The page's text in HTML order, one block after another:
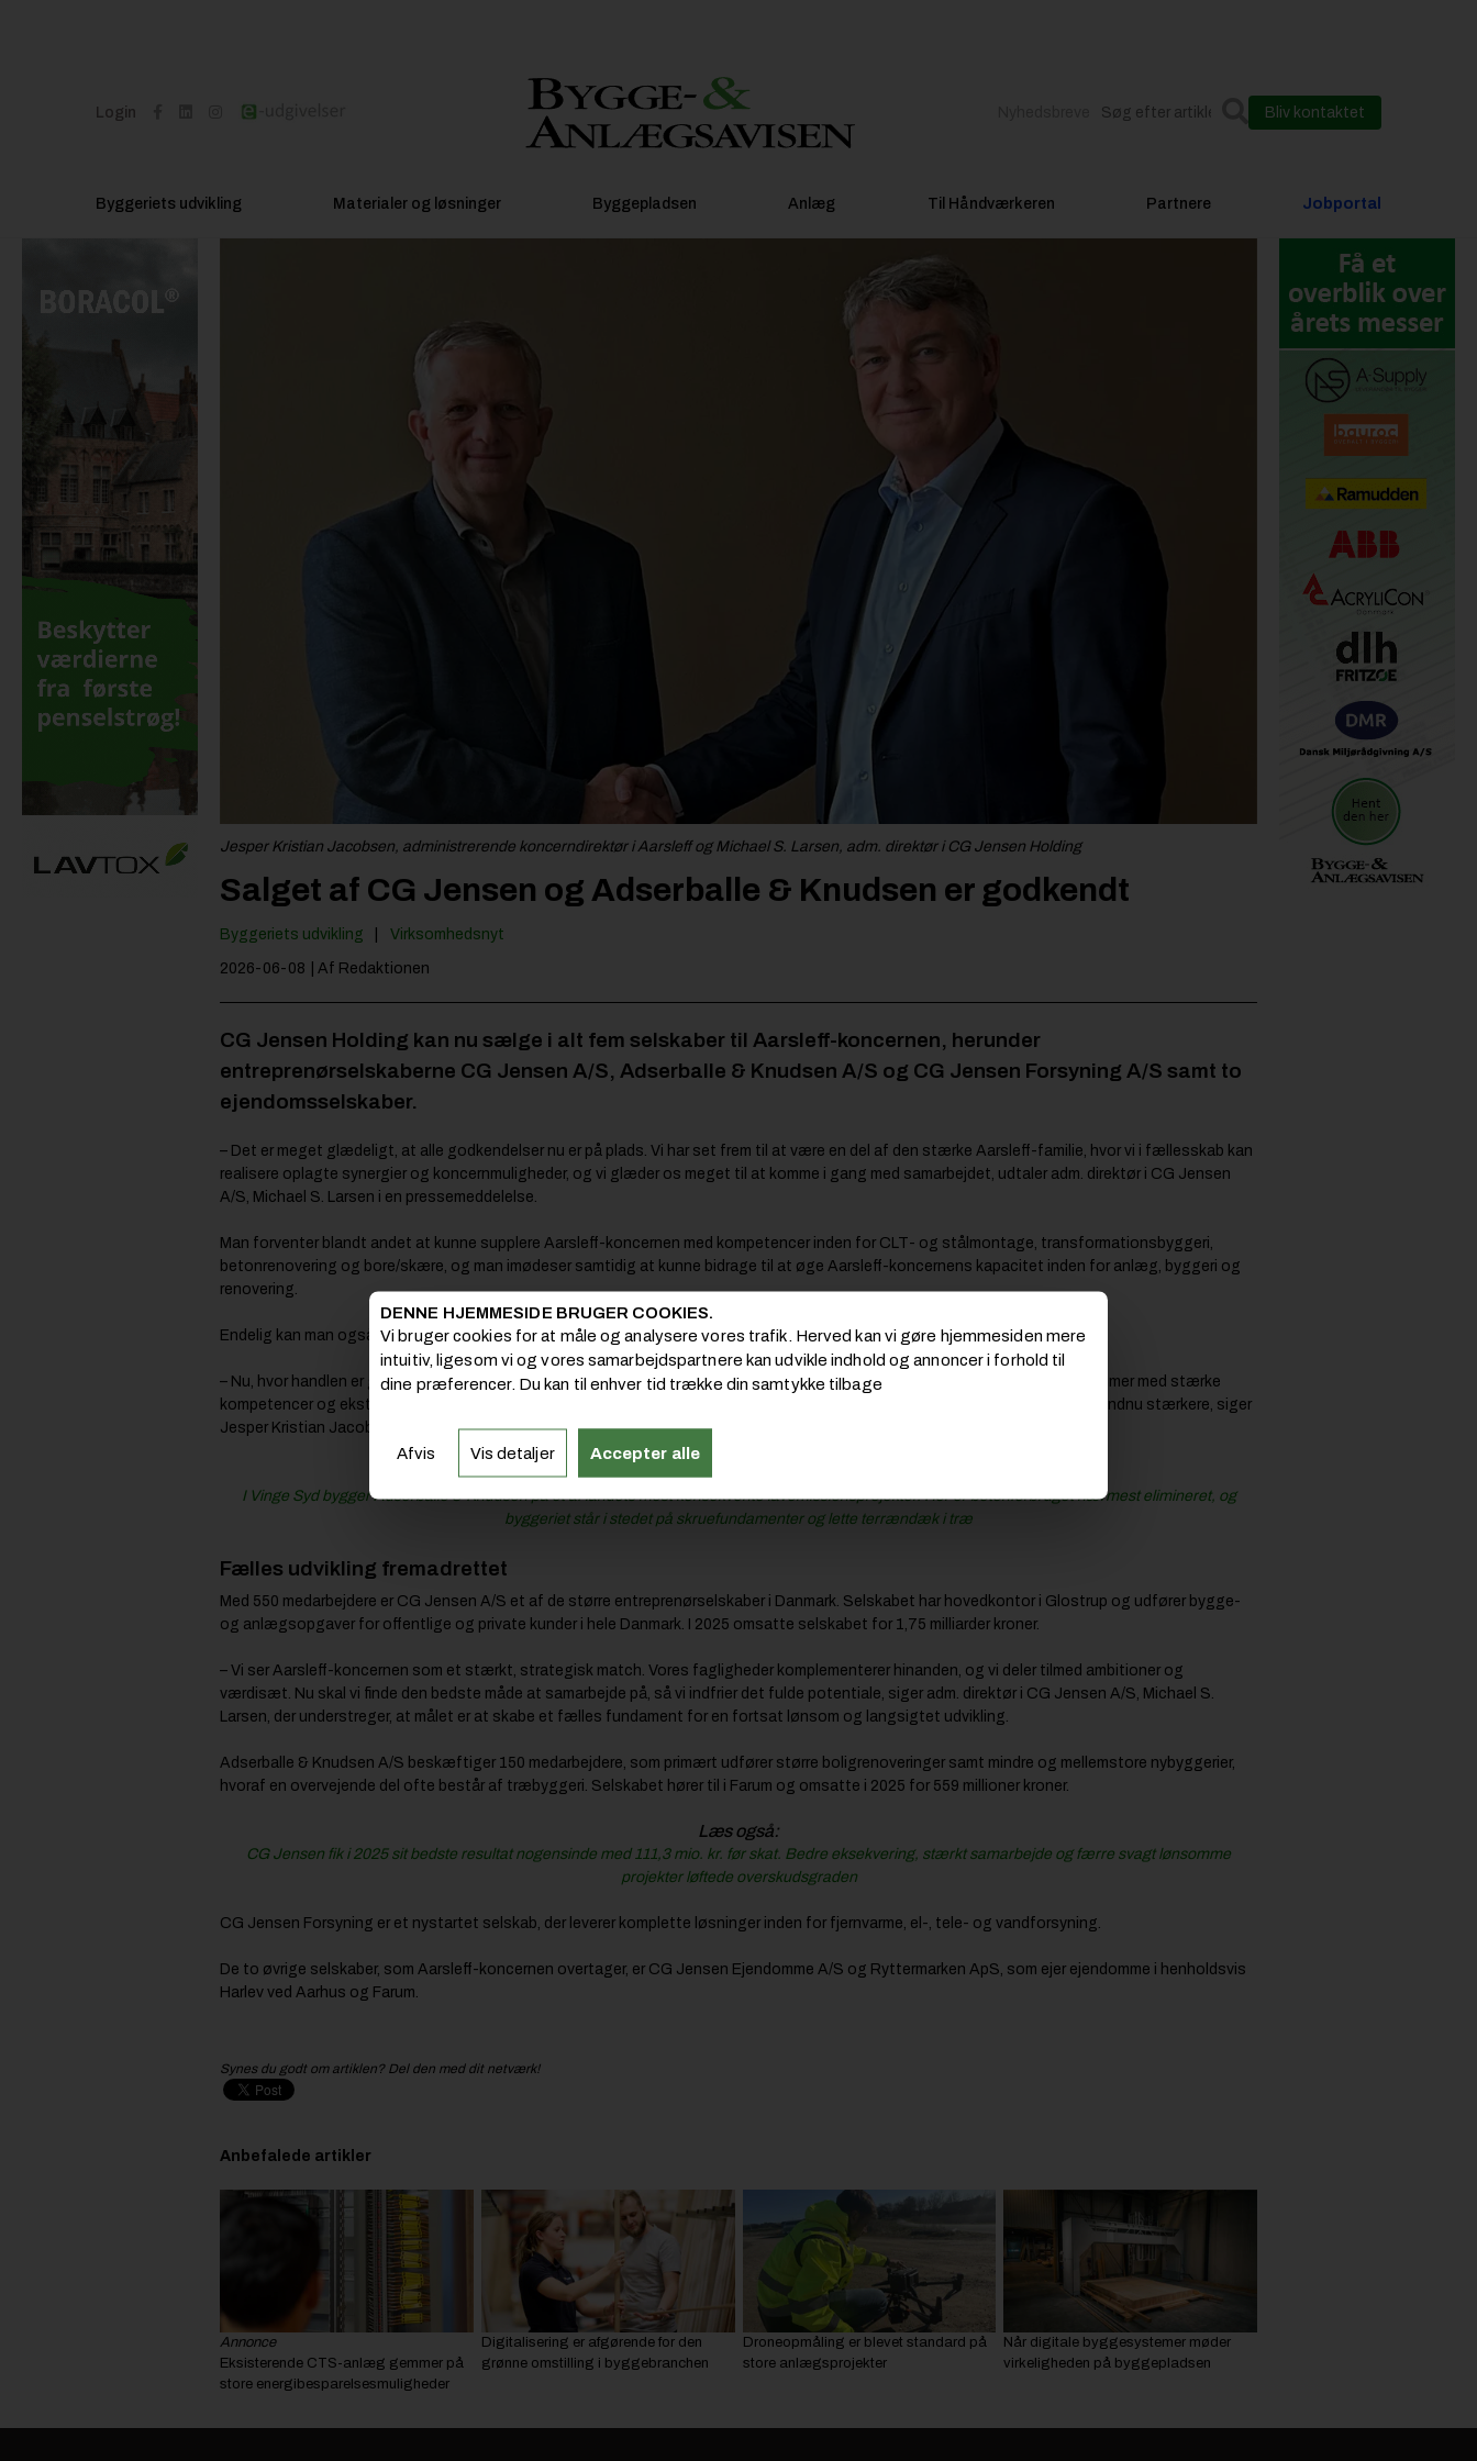
Login Bliv kontaktet
Byggeriets udvikling Materialer og løsninger Byggepladsen Anlæg Til Håndværkeren Partnere Jobportal
Jesper Kristian Jacobsen, administrerende koncerndirektør i Aarsleff og Michael S. Larsen, adm. direktør i CG Jensen Holding
Salget af CG Jensen og Adserballe & Knudsen er godkendt
Byggeriets udvikling Virksomhedsnyt
2026-06-08 | Af Redaktionen
CG Jensen Holding kan nu sælge i alt fem selskaber til Aarsleff-koncernen, herunder
entreprenørselskaberne CG Jensen A/S, Adserballe & Knudsen A/S og CG Jensen Forsyning A/S samt to
ejendomsselskaber.
– Det er meget glædeligt, at alle godkendelser nu er på plads. Vi har set frem til at være en del af den stærke Aarsleff-familie, hvor vi i fællesskab kan
realisere oplagte synergier og koncernmuligheder, og vi glæder os meget til at komme i gang med samarbejdet, udtaler adm. direktør i CG Jensen
A/S, Michael S. Larsen i en pressemeddelelse.
Man forventer blandt andet at kunne supplere Aarsleff-koncernen med kompetencer inden for CLT- og stålmontage, transformationsbyggeri,
betonrenovering og bore/skære, og man imødeser samtidig at kunne bidrage til at øge Aarsleff-koncernens kapacitet inden for anlæg, byggeri og
renovering.
Endelig kan man også se en række muligheder i at kunne trække på Aarsleff-koncernens kompetencer, erfaringer og størrelse.
– Nu, hvor handlen er gennemført, kan vi sætte gang i samarbejdet og integrationen. CG Jensen og Adserballe & Knudsen kommer med stærke
kompetencer og ekstra kapacitet. Nu handler det om at få bragt vores faglige styrker og kapaciteter i spil på tværs, så vi står endnu stærkere, siger
Jesper Kristian Jacobsen, administrerende koncerndirektør i Aarsleff.
Læs også:
I Vinge Syd bygger Adserballe & Knudsen på et af landets mest konsekvente lavemissionsprojekter. Her er betonforbruget nærmest elimineret, og
byggeriet står i stedet på skruefundamenter og lette terrændæk i træ
Fælles udvikling fremadrettet
Med 550 medarbejdere er CG Jensen A/S et af de større entreprenørselskaber i Danmark. Selskabet har hovedkontor i Glostrup og udfører bygge-
og anlægsopgaver for offentlige og private kunder i hele Danmark. I 2025 omsatte selskabet for 1,75 milliarder kroner.
– Vi ser Aarsleff-koncernen som et stærkt, strategisk match. Vores fagligheder komplementerer hinanden, og vi deler tilmed ambitioner og
værdisæt. Nu skal vi finde den bedste måde at samarbejde på, så vi indfrier det fulde potentiale, siger adm. direktør i CG Jensen A/S, Michael S.
Larsen, der understreger, at målet er at skabe et fælles fundament for en fortsat lønsom og langsigtet udvikling.
Adserballe & Knudsen A/S beskæftiger 150 medarbejdere, som primært udfører større boligrenoveringer samt mindre og mellemstore nybyggerier,
hvoraf en overvejende del ofte består af træbyggeri. Selskabet hører til i Farum og omsatte i 2025 for 559 millioner kroner.
Læs også:
CG Jensen fik i 2025 sit bedste resultat nogensinde med 111,3 mio. kr. før skat. Bedre eksekvering, stærkt samarbejde og færre svagt lønsomme
projekter løftede overskudsgraden
CG Jensen Forsyning er et nystartet selskab, der leverer komplette løsninger inden for fjernvarme, el-, tele- og vandforsyning.
De to øvrige selskaber, som Aarsleff-koncernen overtager, er CG Jensen Ejendomme A/S og Ryttermarken ApS, som ejer ejendomme i henholdsvis
Harlev ved Aarhus og Farum.
Synes du godt om artiklen? Del den med dit netværk!
Anbefalede artikler
Annonce
Eksisterende CTS-anlæg gemmer på
store energibesparelsesmuligheder
Digitalisering er afgørende for den
grønne omstilling i byggebranchen
Droneopmåling er blevet standard på
store anlægsprojekter
Når digitale byggesystemer møder
virkeligheden på byggepladsen
DENNE HJEMMESIDE BRUGER COOKIES.
Vi bruger cookies for at måle og analysere vores trafik. Herved kan vi gøre hjemmesiden mere
intuitiv, ligesom vi og vores samarbejdspartnere kan udvikle indhold og annoncer i forhold til
dine præferencer. Du kan til enhver tid trække din samtykke tilbage
Afvis Vis detaljer Accepter alle